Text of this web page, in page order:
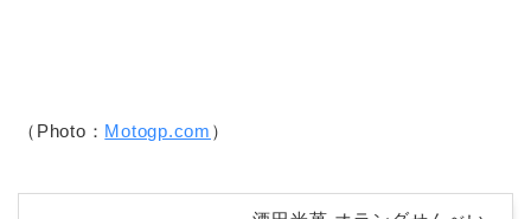
（Photo： Motogp.com ）